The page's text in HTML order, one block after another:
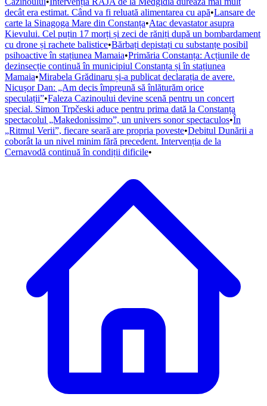
decât era estimat. Când va fi reluată alimentarea cu apă•Lansare de
carte la Sinagoga Mare din Constanța•Atac devastator asupra
Kievului. Cel puțin 17 morți și zeci de răniți după un bombardament
cu drone și rachete balistice•Bărbați depistați cu substanțe posibil
psihoactive în stațiunea Mamaia•Primăria Constanța: Acțiunile de
dezinsecție continuă în municipiul Constanța și în stațiunea
Mamaia•Mirabela Grădinaru și-a publicat declarația de avere.
Nicușor Dan: „Am decis împreună să înlăturăm orice
speculații”•Faleza Cazinoului devine scenă pentru un concert
special. Simon Trpčeski aduce pentru prima dată la Constanța
spectacolul „Makedonissimo”, un univers sonor spectaculos•În
„Ritmul Verii”, fiecare seară are propria poveste•Debitul Dunării a
coborât la un nivel minim fără precedent. Intervenția de la
Cernavodă continuă în condiții dificile•